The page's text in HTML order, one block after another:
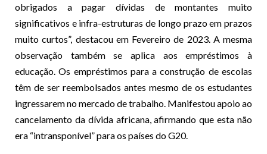
obrigados a pagar dívidas de montantes muito
significativos e infra-estruturas de longo prazo em prazos
muito curtos”, destacou em Fevereiro de 2023. A mesma
observação também se aplica aos empréstimos à
educação. Os empréstimos para a construção de escolas
têm de ser reembolsados ​​antes mesmo de os estudantes
ingressarem no mercado de trabalho. Manifestou apoio ao
cancelamento da dívida africana, afirmando que esta não
era “intransponível” para os países do G20.